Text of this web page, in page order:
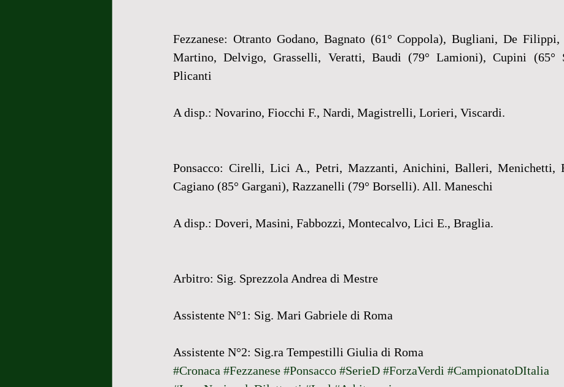
Fezzanese: Otranto Godano, Bagnato (61° Coppola), Bugliani, De Filippi,
Martino, Delvigo, Grasselli, Veratti, Baudi (79° Lamioni), Cupini (65°
Plicanti
A disp.: Novarino, Fiocchi F., Nardi, Magistrelli, Lorieri, Viscardi.
Ponsacco: Cirelli, Lici A., Petri, Mazzanti, Anichini, Balleri, Menichetti,
Cagiano (85° Gargani), Razzanelli (79° Borselli). All. Maneschi
A disp.: Doveri, Masini, Fabbozzi, Montecalvo, Lici E., Braglia.
Arbitro: Sig. Sprezzola Andrea di Mestre
Assistente N°1: Sig. Mari Gabriele di Roma
Assistente N°2: Sig.ra Tempestilli Giulia di Roma
#Cronaca #Fezzanese #Ponsacco #SerieD #ForzaVerdi #CampionatoDItalia